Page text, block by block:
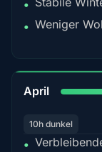
•
• Weniger
April
10h dunkel
•